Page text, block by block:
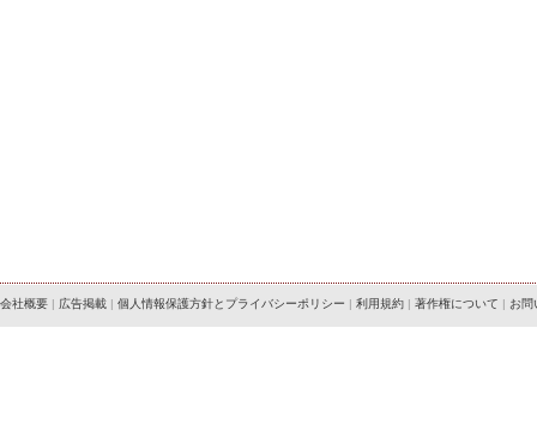
会社概要 | 広告掲載 | 個人情報保護方針とプライバシーポリシー | 利用規約 | 著作権について | お問